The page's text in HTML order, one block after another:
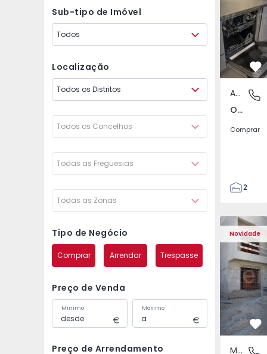
Sub-tipo de Imóvel
Todos
Localização
Todos os Distritos
Todos os Concelhos
Todas as Freguesias
Todas as Zonas
Tipo de Negócio
Comprar Arrendar Trespasse
Preço de Venda
Mínimo Máximo
Preço de Arrendamento
Apartamento
Odivelas, Lisboa
Comprar
2
70
82
1
2
Novidade
Moradia Geminada
Moradia
Moradia Geminada